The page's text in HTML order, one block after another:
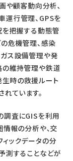
や顧客動向分析、
運行管理、GPSを
を把握する動態管
危機管理、感染
ス設備管理や発
の維持管理や鉄道
時の救援ルート
ています。
調査にGISを利用
情報の分析や、交
ックデータの分
測することなどが